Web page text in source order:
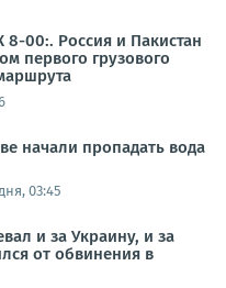
00:. Россия и Пакистан
первого грузового
начали пропадать вода
03:45
и за Украину, и за
от обвинения в